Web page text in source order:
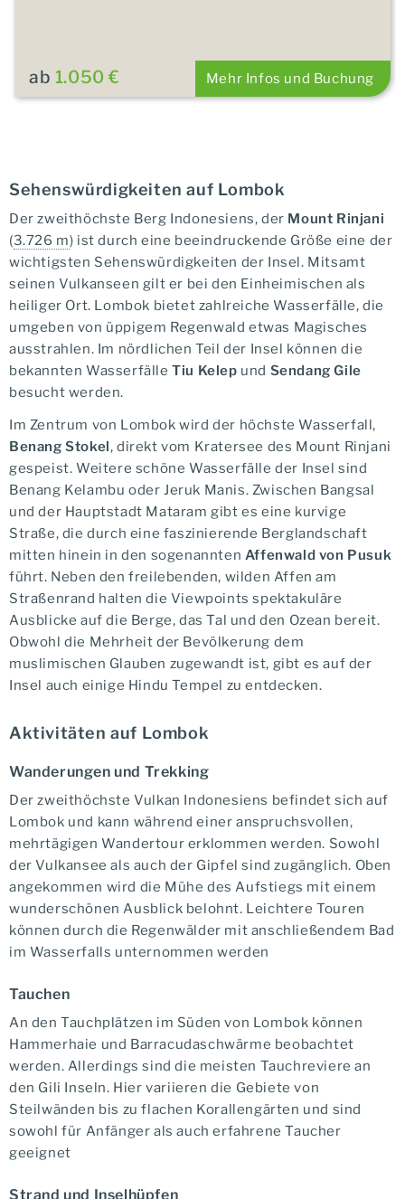
ab 1.050 € Mehr Infos und Buchung
Sehenswürdigkeiten auf Lombok
Der zweithöchste Berg Indonesiens, der Mount Rinjani
(3.726 m) ist durch eine beeindruckende Größe eine der
wichtigsten Sehenswürdigkeiten der Insel. Mitsamt
seinen Vulkanseen gilt er bei den Einheimischen als
heiliger Ort. Lombok bietet zahlreiche Wasserfälle, die
umgeben von üppigem Regenwald etwas Magisches
ausstrahlen. Im nördlichen Teil der Insel können die
bekannten WasserfälleTiu Kelep und Sendang Gile
besucht werden.
Im Zentrum von Lombok wird der höchste Wasserfall,
Benang Stokel, direkt vom Kratersee des Mount Rinjani
gespeist. Weitere schöne Wasserfälle der Insel sind
Benang Kelambu oder Jeruk Manis. Zwischen Bangsal
und der Hauptstadt Mataram gibt es eine kurvige
Straße, die durch eine faszinierende Berglandschaft
mitten hinein in den sogenannten Affenwald von Pusuk
führt. Neben den freilebenden, wilden Affen am
Straßenrand halten die Viewpoints spektakuläre
Ausblicke auf die Berge, das Tal und den Ozean bereit.
Obwohl die Mehrheit der Bevölkerung dem
muslimischen Glauben zugewandt ist, gibt es auf der
Insel auch einige Hindu Tempel zu entdecken.
Aktivitäten auf Lombok
Wanderungen und Trekking
Der zweithöchste Vulkan Indonesiens befindet sich auf
Lombok und kann während einer anspruchsvollen,
mehrtägigen Wandertour erklommen werden. Sowohl
der Vulkansee als auch der Gipfel sind zugänglich. Oben
angekommen wird die Mühe des Aufstiegs mit einem
wunderschönen Ausblick belohnt. Leichtere Touren
können durch die Regenwälder mit anschließendem Bad
im Wasserfalls unternommen werden
Tauchen
An den Tauchplätzen im Süden von Lombok können
Hammerhaie und Barracudaschwärme beobachtet
werden. Allerdings sind die meisten Tauchreviere an
den Gili Inseln. Hier variieren die Gebiete von
Steilwänden bis zu flachen Korallengärten und sind
sowohl für Anfänger als auch erfahrene Taucher
geeignet
Strand und Inselhüpfen